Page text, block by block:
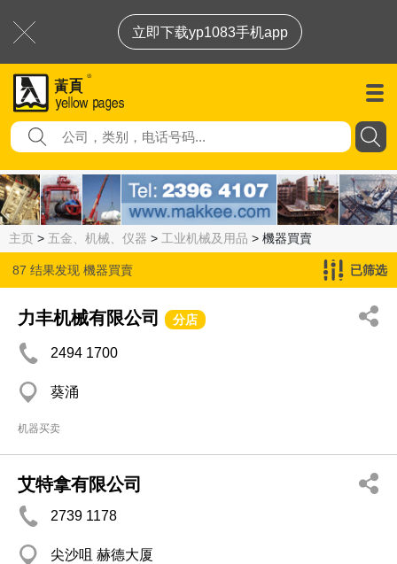
立即下载yp1083手机app
主页 > 五金、机械、仪器 > 工业机械及用品 > 機器買賣
87 结果发现 機器買賣 已筛选
力丰机械有限公司 分店
2494 1700
葵涌
机器买卖
艾特拿有限公司
2739 1178
尖沙咀 赫德大厦